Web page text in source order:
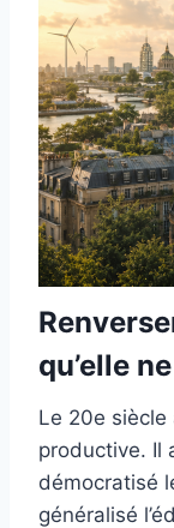
qu’elle
Le 20e siècle
productive. Il
démocratisé
généralisé